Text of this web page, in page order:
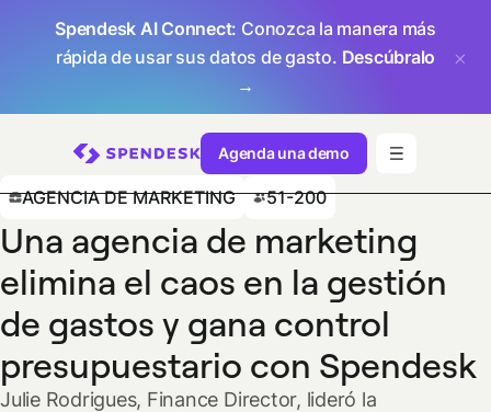
Spendesk AI Connect: Conozca la manera más
rápida de usar sus datos de gasto. Descúbralo
→
Agenda una demo
AGENCIA DE MARKETING 51-200
Una agencia de marketing
elimina el caos en la gestión
de gastos y gana control
presupuestario con Spendesk
Julie Rodrigues, Finance Director, lideró la